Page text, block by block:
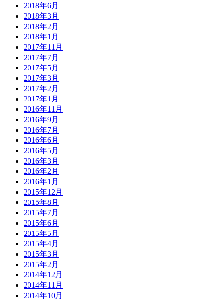
2018年6月
2018年3月
2018年2月
2018年1月
2017年11月
2017年7月
2017年5月
2017年3月
2017年2月
2017年1月
2016年11月
2016年9月
2016年7月
2016年6月
2016年5月
2016年3月
2016年2月
2016年1月
2015年12月
2015年8月
2015年7月
2015年6月
2015年5月
2015年4月
2015年3月
2015年2月
2014年12月
2014年11月
2014年10月